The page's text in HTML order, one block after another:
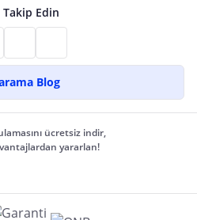
Takip Edin
Blog
ücretsiz indir,
yararlan!